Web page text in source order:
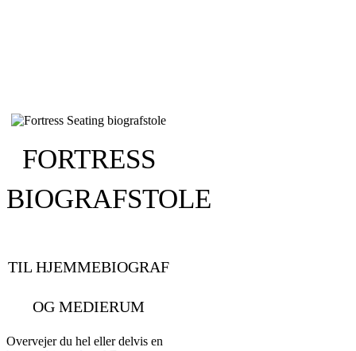
FORTRESS
BIOGRAFSTOLE
TIL HJEMMEBIOGRAF
OG MEDIERUM
Overvejer du hel eller delvis en